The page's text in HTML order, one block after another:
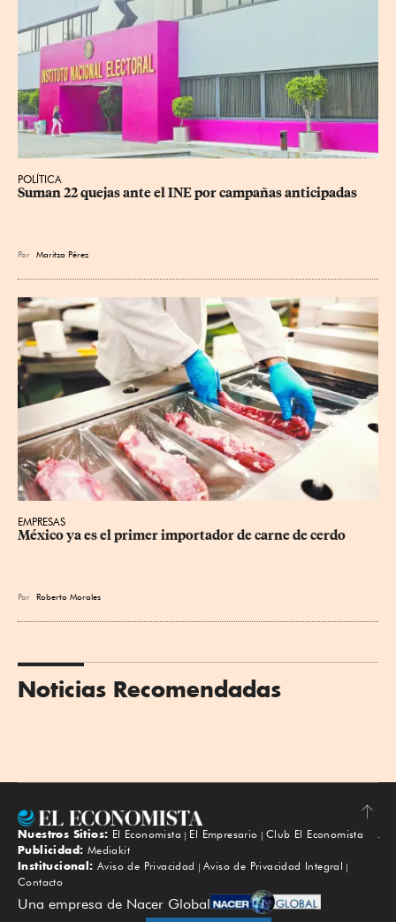
POLÍTICA
Suman 22 quejas ante el INE por campañas anticipadas
Por Maritza Pérez
EMPRESAS
México ya es el primer importador de carne de cerdo
Por Roberto Morales
Noticias Recomendadas
Subir
Nuestros Sitios: El Economista El Empresario
Club El Economista
Publicidad: Mediakit
Institucional: Aviso de Privacidad
Aviso de Privacidad Integral
Contacto
Una empresa de Nacer Global